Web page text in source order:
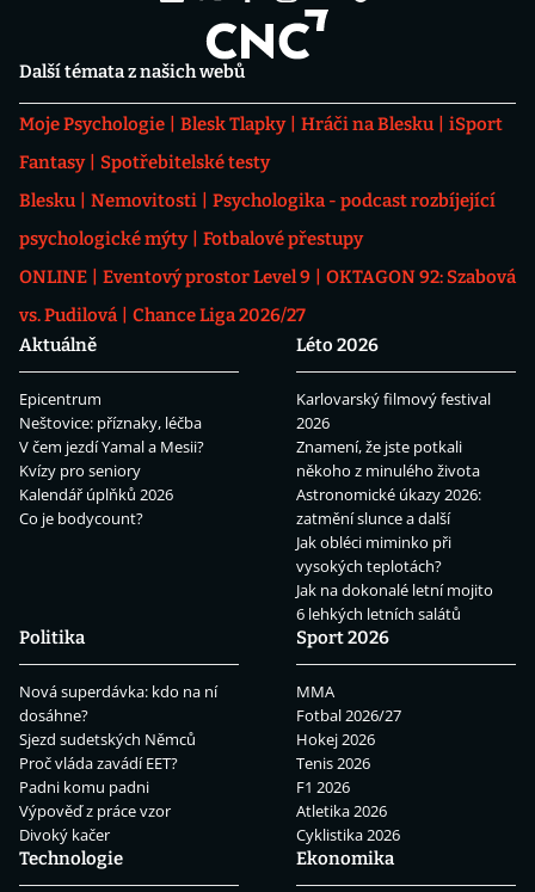
Další témata z našich webů
Moje Psychologie Blesk Tlapky Hráči na Blesku
iSport
Fantasy
Spotřebitelské testy
Blesku
Nemovitosti
Psychologika - podcast rozbíjející
psychologické mýty
Fotbalové přestupy
ONLINE
Eventový prostor Level 9
OKTAGON 92: Szabová
vs. Pudilová
Chance Liga 2026/27
Aktuálně
Epicentrum
Neštovice: příznaky, léčba
V čem jezdí Yamal a Mesii?
Kvízy pro seniory
Kalendář úplňků 2026
Co je bodycount?
Léto 2026
Karlovarský filmový festival
2026
Znamení, že jste potkali
někoho z minulého života
Astronomické úkazy 2026:
zatmění slunce a další
Jak obléci miminko při
vysokých teplotách?
Jak na dokonalé letní mojito
6 lehkých letních salátů
Politika
Nová superdávka: kdo na ní
dosáhne?
Sjezd sudetských Němců
Proč vláda zavádí EET?
Padni komu padni
Výpověď z práce vzor
Divoký kačer
Sport 2026
MMA
Fotbal 2026/27
Hokej 2026
Tenis 2026
F1 2026
Atletika 2026
Cyklistika 2026
Technologie
Ekonomika